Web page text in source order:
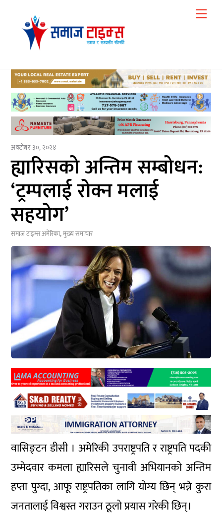
content
अक्टोबर ३०, २०२४
ह्यारिसको अन्तिम सम्बोधन:
‘ट्रम्पलाई रोक्न मलाई
सहयोग’
समाज टाइम्सअमेरिका,मुख्य समाचार
वासिङ्टन डीसी । अमेरिकी उपराष्ट्रपति र राष्ट्रपति पदकी
उम्मेदवार कमला ह्यारिसले चुनावी अभियानको अन्तिम
हप्ता पुग्दा, आफू राष्ट्रपतिका लागि योग्य छिन् भन्ने कुरा
जनतालाई विश्वस्त गराउन ठूलो प्रयास गरेकी छिन्।